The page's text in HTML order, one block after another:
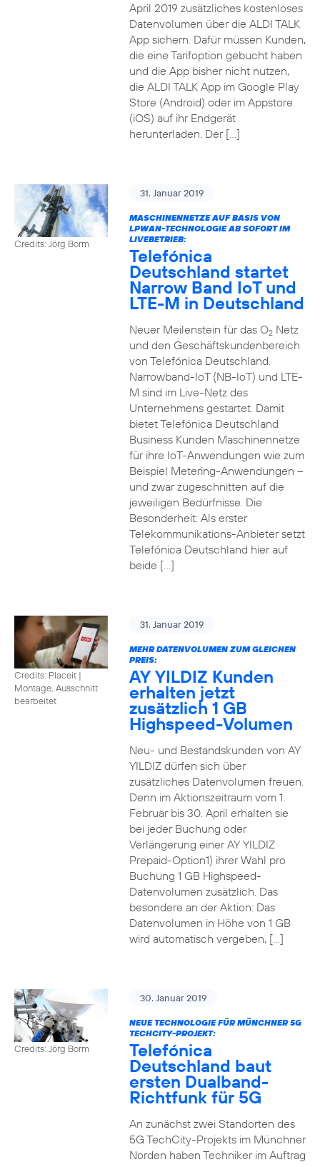
April 2019 zusätzliches kostenloses
Datenvolumen über die ALDI TALK
App sichern. Dafür müssen Kunden,
die eine Tarifoption gebucht haben
und die App bisher nicht nutzen,
die ALDI TALK App im Google Play
Store (Android) oder im Appstore
(iOS) auf ihr Endgerät
herunterladen. Der […]
Credits: Jörg Borm
31. Januar 2019
MASCHINENNETZE AUF BASIS VON
LPWAN-TECHNOLOGIE AB SOFORT IM
LIVEBETRIEB:
Telefónica
Deutschland startet
Narrow Band IoT und
LTE-M in Deutschland
Neuer Meilenstein für das O2Netz
und den Geschäftskundenbereich
von Telefónica Deutschland.
Narrowband-IoT (NB-IoT) und LTE-
M sind im Live-Netz des
Unternehmens gestartet. Damit
bietet Telefónica Deutschland
Business Kunden Maschinennetze
für ihre IoT-Anwendungen wie zum
Beispiel Metering-Anwendungen –
und zwar zugeschnitten auf die
jeweiligen Bedürfnisse. Die
Besonderheit: Als erster
Telekommunikations-Anbieter setzt
Telefónica Deutschland hier auf
beide […]
Credits: Placeit |
Montage, Ausschnitt
bearbeitet
31. Januar 2019
MEHR DATENVOLUMEN ZUM GLEICHEN
PREIS:
AY YILDIZ Kunden
erhalten jetzt
zusätzlich 1 GB
Highspeed-Volumen
Neu- und Bestandskunden von AY
YILDIZ dürfen sich über
zusätzliches Datenvolumen freuen.
Denn im Aktionszeitraum vom 1.
Februar bis 30. April erhalten sie
bei jeder Buchung oder
Verlängerung einer AY YILDIZ
Prepaid-Option1) ihrer Wahl pro
Buchung 1 GB Highspeed-
Datenvolumen zusätzlich. Das
besondere an der Aktion: Das
Datenvolumen in Höhe von 1 GB
wird automatisch vergeben, […]
Credits: Jörg Borm
30. Januar 2019
NEUE TECHNOLOGIE FÜR MÜNCHNER 5G
TECHCITY-PROJEKT:
Telefónica
Deutschland baut
ersten Dualband-
Richtfunk für 5G
An zunächst zwei Standorten des
5G TechCity-Projekts im Münchner
Norden haben Techniker im Auftrag